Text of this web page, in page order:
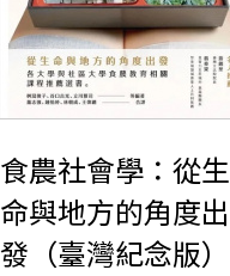
食農社會學：從生
命與地方的角度出
發（臺灣紀念版）